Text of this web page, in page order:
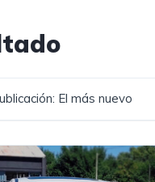
El más nuevo